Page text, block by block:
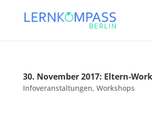
30. November 2017: Eltern-
Infoveranstaltungen, Workshops